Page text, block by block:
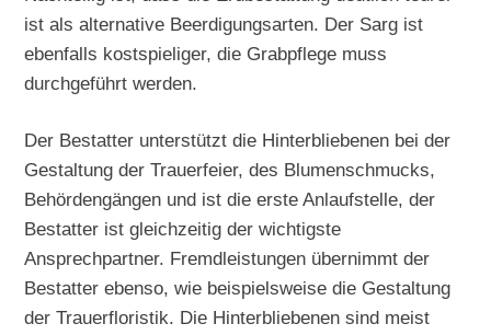
ist als alternative Beerdigungsarten. Der Sarg ist
ebenfalls kostspieliger, die Grabpflege muss
durchgeführt werden.
Der Bestatter unterstützt die Hinterbliebenen bei der
Gestaltung der Trauerfeier, des Blumenschmucks,
Behördengängen und ist die erste Anlaufstelle, der
Bestatter ist gleichzeitig der wichtigste
Ansprechpartner. Fremdleistungen übernimmt der
Bestatter ebenso, wie beispielsweise die Gestaltung
der Trauerfloristik. Die Hinterbliebenen sind meist